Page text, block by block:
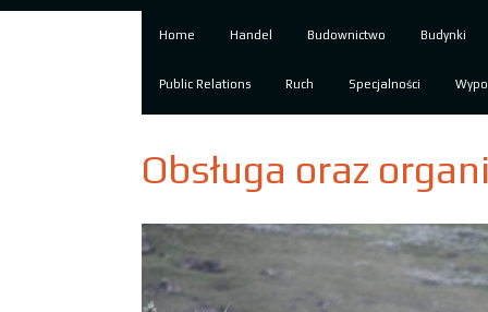
Home Handel Budownictwo Budynki
Public Relations Ruch Specjalności
Obsługa oraz